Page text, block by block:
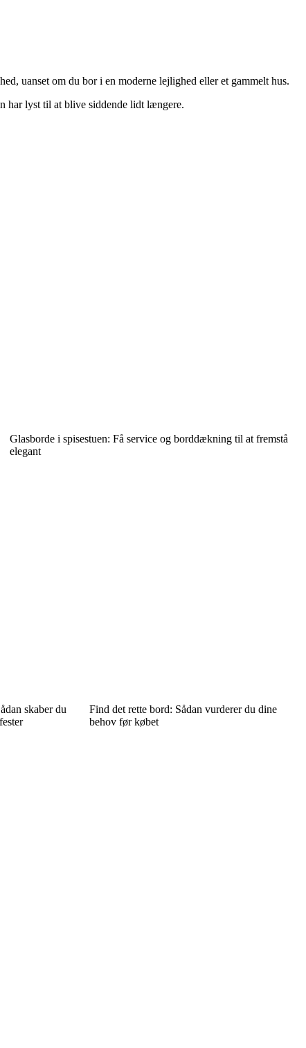
uanset om du bor i en moderne lejlighed eller et gammelt hus.
har lyst til at blive siddende lidt længere.
Glasborde i spisestuen: Få service og borddækning til at fremstå
elegant
skaber du
Find det rette bord: Sådan vurderer du dine
behov før købet